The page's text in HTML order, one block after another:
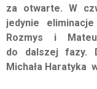
za otwarte. W
jedynie
Rozmys i
do dalszej fazy.
Michała Haratyka